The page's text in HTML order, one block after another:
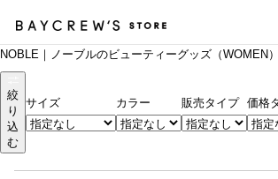
NOBLE｜ノーブルのビューティーグッズ（WOMEN）
絞
り
込
む
サイズ カラー 販売タイプ 価格